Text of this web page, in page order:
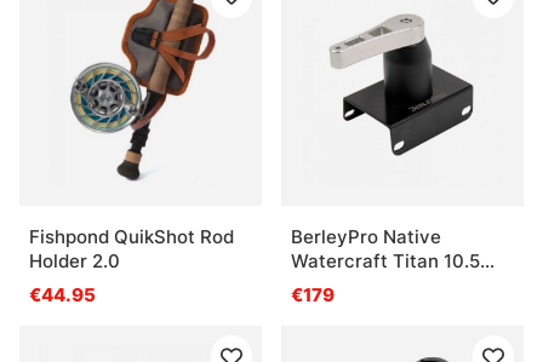
Fishpond QuikShot Rod
Holder 2.0
€44.95
BerleyPro Native
Watercraft Titan 10.5
Upgraded Handle and
Bush
€179